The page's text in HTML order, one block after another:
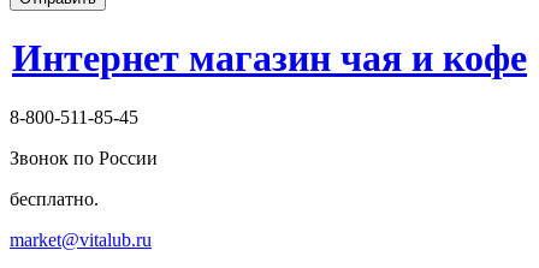
Интернет магазин чая и кофе
8-800-511-85-45
Звонок по России
бесплатно.
market@vitalub.ru